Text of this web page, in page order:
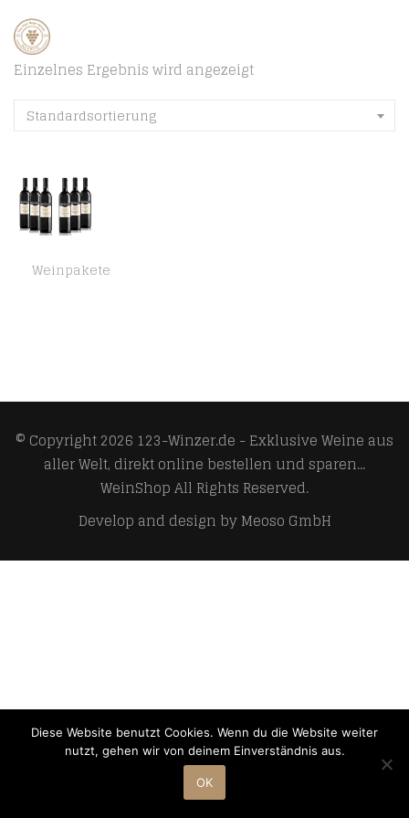
Einzelnes Ergebnis wird angezeigt
Standardsortierung
Weinpakete
© Copyright 2026 123-Winzer.de - Exklusive Weine aus
aller Welt, direkt online bestellen und sparen...
WeinShopAll Rights Reserved.
Develop and design byMeoso GmbH
Diese Website benutzt Cookies. Wenn du die Website weiter
nutzt, gehen wir von deinem Einverständnis aus.
OK